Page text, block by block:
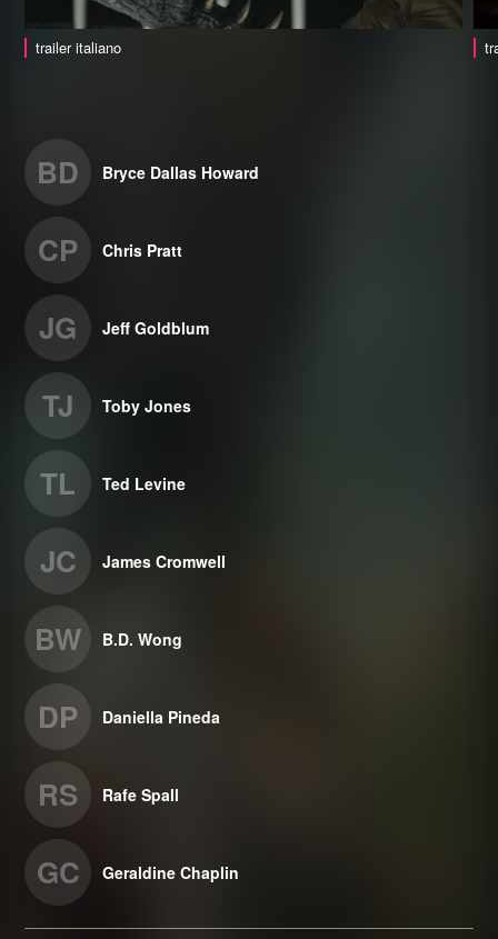
trailer italiano
BD Bryce Dallas Howard
CP Chris Pratt
JG Jeff Goldblum
TJ Toby Jones
TL Ted Levine
JC James Cromwell
BW B.D. Wong
DP Daniella Pineda
RS Rafe Spall
GC Geraldine Chaplin